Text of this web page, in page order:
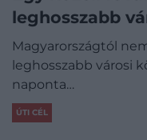
leghosszabb
Magyarországtól
leghosszabb városi
naponta…
ÚTI CÉL